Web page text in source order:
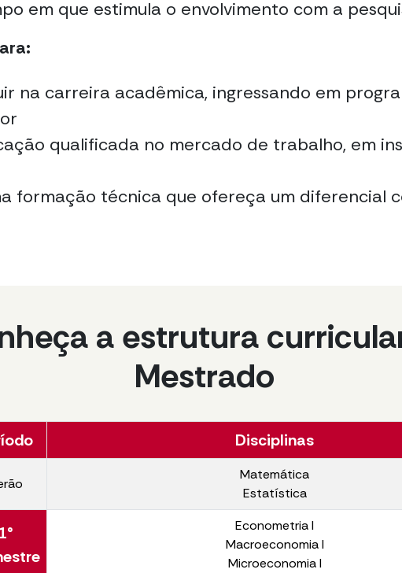
em que estimula o envolvimento com a
na carreira acadêmica, ingressando em
qualificada no mercado de trabalho, em
formação técnica que ofereça um diferencial
a estrutura
Mestrado
Disciplinas
Matemática
Estatística
1°
Econometria I
Macroeconomia I
Microeconomia I